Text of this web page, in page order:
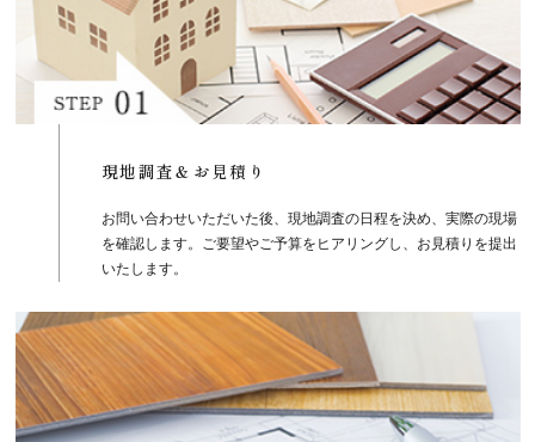
現地調査＆お見積り
お問い合わせいただいた後、現地調査の日程を決め、実際の現場
を確認します。ご要望やご予算をヒアリングし、お見積りを提出
いたします。